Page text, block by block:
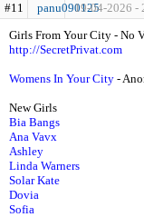
#11 panu09012519-04-2026 -
Girls From Your City - No
http://SecretPrivat.com
Womens In Your City -
New Girls
Bia Bangs
Ana Vavx
Ashley
Linda Warners
Solar Kate
Dovia
Sofia